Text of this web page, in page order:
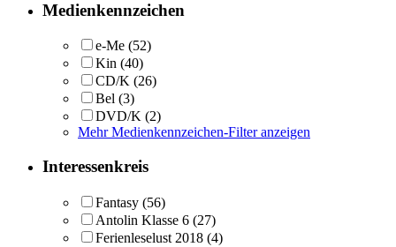
Medienkennzeichen
e-Me (52)
Kin (40)
CD/K (26)
Bel (3)
DVD/K (2)
Mehr Medienkennzeichen-Filter anzeigen
Interessenkreis
Fantasy (56)
Antolin Klasse 6 (27)
Ferienleselust 2018 (4)